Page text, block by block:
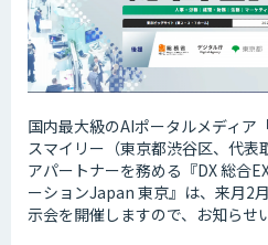
国内最大級のAIポータルメディア
スマイリー（東京都渋谷区、代表
アパートナーを務める『DX 総合
ーションJapan 東京』は、来月2
示会を開催しますので、お知らせ